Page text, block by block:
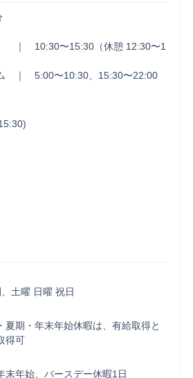
｜　10:30〜15:30（休憩 12:30〜1
　｜　5:00〜10:30、15:30〜22:00
土曜 日曜 祝日
期・年末年始休暇は、有給取得と
得可